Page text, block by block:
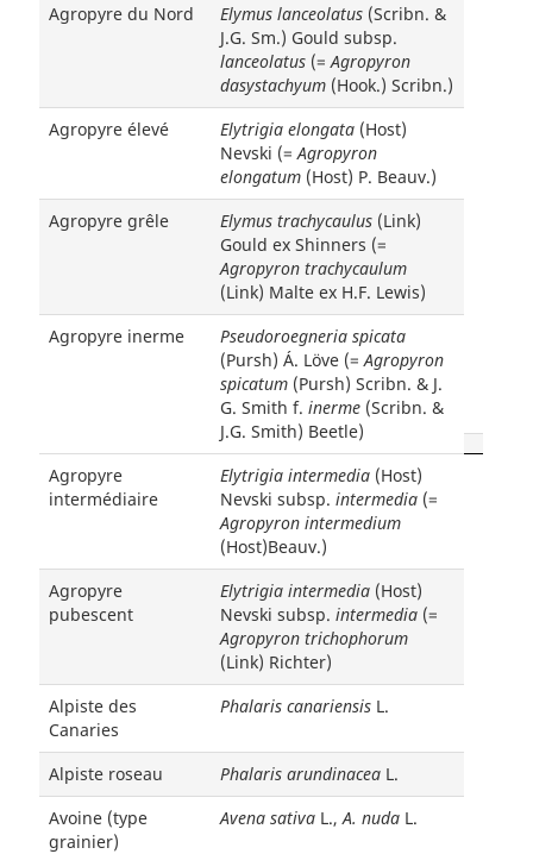
Agropyre du Nord
Elymus lanceolatus (Scribn. &
J.G. Sm.) Gould subsp.
lanceolatus (= Agropyron
dasystachyum (Hook.) Scribn.)
Agropyre élevé
Elytrigia elongata (Host)
Nevski (= Agropyron
elongatum (Host) P. Beauv.)
Agropyre grêle
Elymus trachycaulus (Link)
Gould ex Shinners (=
Agropyron trachycaulum
(Link) Malte ex H.F. Lewis)
Agropyre inerme
Pseudoroegneria spicata
(Pursh) Á. Löve (= Agropyron
spicatum (Pursh) Scribn. & J.
G. Smith f. inerme (Scribn. &
J.G. Smith) Beetle)
Agropyre
intermédiaire
Elytrigia intermedia (Host)
Nevski subsp. intermedia (=
Agropyron intermedium
(Host)Beauv.)
Agropyre
pubescent
Elytrigia intermedia (Host)
Nevski subsp. intermedia (=
Agropyron trichophorum
(Link) Richter)
Alpiste des
Canaries
Phalaris canariensis L.
Alpiste roseau Phalaris arundinacea L.
Avoine (type
grainier)
Avena sativa L., A. nuda L.